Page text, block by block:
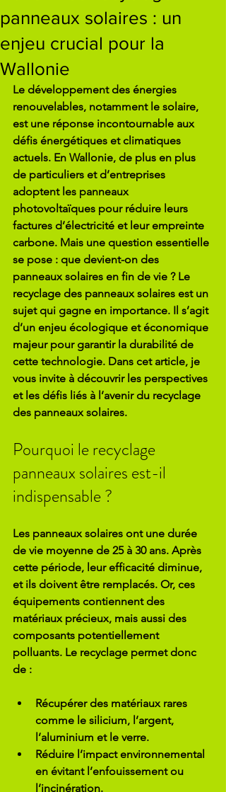
panneaux solaires : un
enjeu crucial pour la
Wallonie
Le développement des énergies
renouvelables, notamment le solaire,
est une réponse incontournable aux
défis énergétiques et climatiques
actuels. En Wallonie, de plus en plus
de particuliers et d’entreprises
adoptent les panneaux
photovoltaïques pour réduire leurs
factures d’électricité et leur empreinte
carbone. Mais une question essentielle
se pose : que devient-on des
panneaux solaires en fin de vie ? Le
recyclage des panneaux solaires est un
sujet qui gagne en importance. Il s’agit
d’un enjeu écologique et économique
majeur pour garantir la durabilité de
cette technologie. Dans cet article, je
vous invite à découvrir les perspectives
et les défis liés à l’avenir du recyclage
des panneaux solaires.
Pourquoi le recyclage
panneaux solaires est-il
indispensable ?
Les panneaux solaires ont une durée
de vie moyenne de 25 à 30 ans. Après
cette période, leur efficacité diminue,
et ils doivent être remplacés. Or, ces
équipements contiennent des
matériaux précieux, mais aussi des
composants potentiellement
polluants. Le recyclage permet donc
de :
Récupérer des matériaux rares
comme le silicium, l’argent,
l’aluminium et le verre.
Réduire l’impact environnemental
en évitant l’enfouissement ou
l’incinération.